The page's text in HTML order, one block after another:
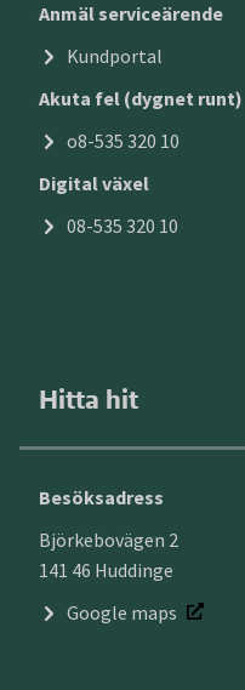
Anmäl serviceärende
Kundportal
Akuta fel (dygnet runt)
o8-535 320 10
Digital växel
08-535 320 10
Hitta hit
Besöksadress
Björkebovägen 2
141 46 Huddinge
Google maps